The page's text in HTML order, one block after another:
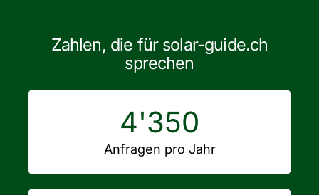
Zahlen, die für solar-guide.ch
sprechen
4'350
Anfragen pro Jahr